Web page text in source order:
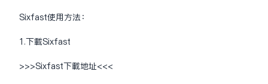
Sixfast使用方法：
1.下載Sixfast
>>>Sixfast下载地址<<<